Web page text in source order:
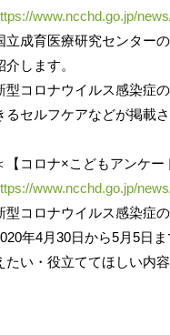
www.ncchd.go.jp/
立成育医療研究センター
介します。
型コロナウイルス感染症
るセルフケアなどが掲載さ
【コロナ×こどもアンケ
www.ncchd.go.jp/
型コロナウイルス感染症
年4月30日から5月5日
たい・役立ててほしい内